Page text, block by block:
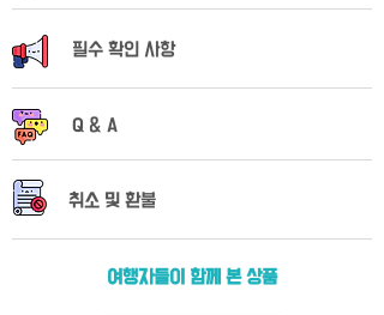
필수 확인 사항
Q & A
​취소 및 환불
여행자들이 함께 본 상품